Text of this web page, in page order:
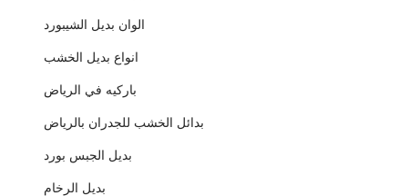
الوان بديل الشيبورد
انواع بديل الخشب
باركيه في الرياض
بدائل الخشب للجدران بالرياض
بديل الجبس بورد
بديل الرخام